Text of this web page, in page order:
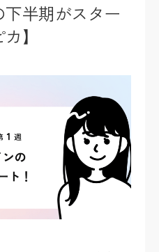
半期がスター
】